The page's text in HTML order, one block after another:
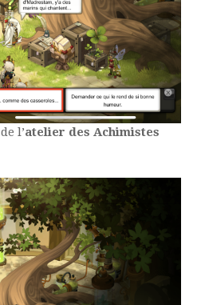
de l’atelier des Achimistes